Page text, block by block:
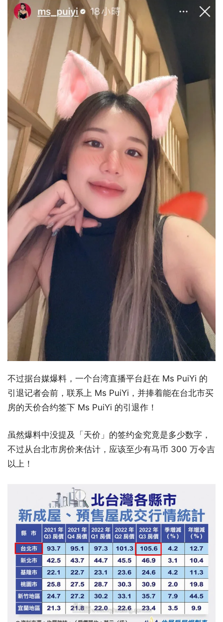
不过据台媒爆料，一个台湾直播平台赶在 Ms PuiYi 的
引退记者会前，联系上 Ms PuiYi，并捧着能在台北市买
房的天价合约签下 Ms PuiYi 的引退作！
虽然爆料中没提及「天价」的签约金究竟是多少数字，
不过从台北市房价来估计，应该至少有马币 300 万令吉
以上！